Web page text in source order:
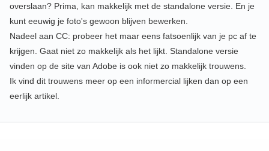
overslaan? Prima, kan makkelijk met de standalone versie. En je
kunt eeuwig je foto's gewoon blijven bewerken.
Nadeel aan CC: probeer het maar eens fatsoenlijk van je pc af te
krijgen. Gaat niet zo makkelijk als het lijkt. Standalone versie
vinden op de site van Adobe is ook niet zo makkelijk trouwens.
Ik vind dit trouwens meer op een informercial lijken dan op een
eerlijk artikel.